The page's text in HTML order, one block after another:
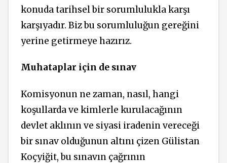
konuda tarihsel bir sorumlulukla karşı
karşıyadır. Biz bu sorumluluğun gereğini
yerine getirmeye hazırız.
Muhataplar için de sınav
Komisyonun ne zaman, nasıl, hangi
koşullarda ve kimlerle kurulacağının
devlet aklının ve siyasi iradenin vereceği
bir sınav olduğunun altını çizen Gülistan
Koçyiğit, bu sınavın çağrının